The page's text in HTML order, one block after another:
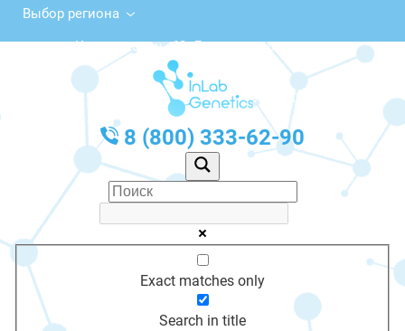
Выбор региона
Каширское ш., 60, Домодедово
с 10:00 до 20:00
График работы: Пн-Пт с 10:00 до 20:00
8 (800) 333-62-90
Exact matches only
Search in title